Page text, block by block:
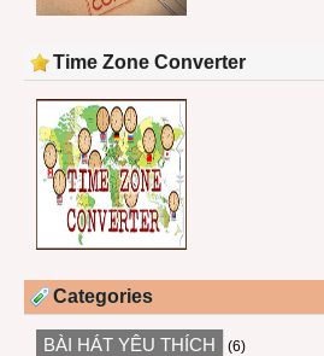
Time Zone Converter
Categories
BÀI HÁT YÊU THÍCH (6)